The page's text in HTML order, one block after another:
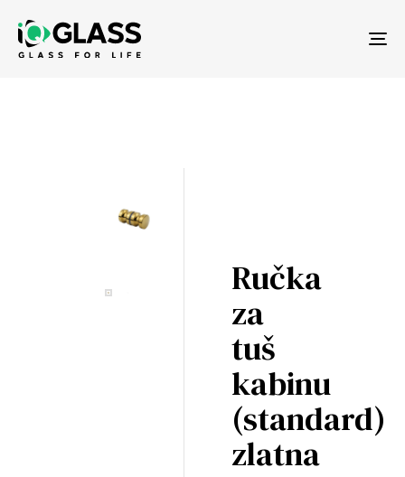
Ručka
za
tuš
kabinu
(standard)
zlatna